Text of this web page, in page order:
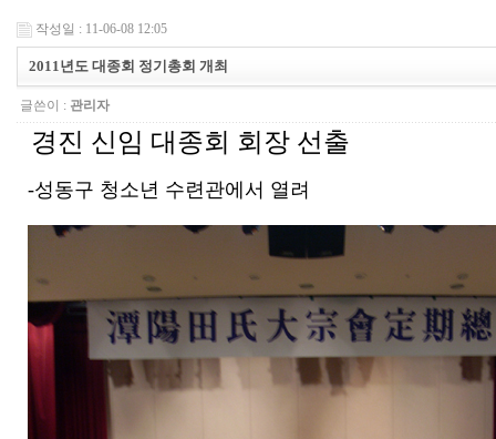
작성일 : 11-06-08 12:05
2011년도 대종회 정기총회 개최
글쓴이 : 관리자
경진 신임 대종회 회장 선출
-성동구 청소년 수련관에서 열려